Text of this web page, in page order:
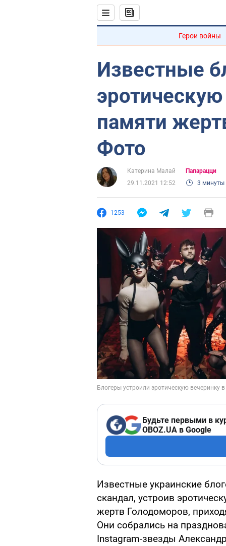
Герои войны
Известные
памяти
Фото
Катерина Малай
Папарацци
29.11.2021 12:52
3 минуты
1253
Будьте первыми в
OBOZ.UA в Google
Известные украинские
скандал, устроив
жертв Голодоморов,
Они собрались на
Instagram-звезды